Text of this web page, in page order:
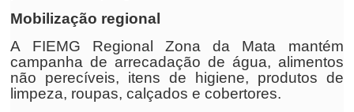
Mobilização regional
A FIEMG Regional Zona da Mata mantém
campanha de arrecadação de água, alimentos
não perecíveis, itens de higiene, produtos de
limpeza, roupas, calçados e cobertores.